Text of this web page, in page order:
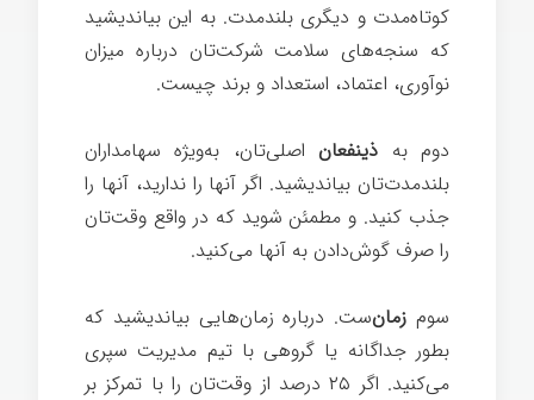
کوتاه‌مدت و دیگری بلندمدت. به این بیاندیشید
که سنجه‌های سلامت شرکت‌تان درباره میزان
نوآوری، اعتماد، استعداد و برند چیست.
دوم به ذینفعاناصلی‌تان، به‌ویژه سهامداران
بلندمدت‌تان بیاندیشید. اگر آنها را ندارید، آنها را
جذب کنید. و مطمئن شوید که در واقع وقت‌تان
را صرف گوش‌دادن به آنها می‌کنید.
سوم زمان‌ست. درباره زمان‌هایی بیاندیشید که
بطور جداگانه یا گروهی با تیم مدیریت سپری
می‌کنید. اگر ۲۵ درصد از وقت‌تان را با تمرکز بر